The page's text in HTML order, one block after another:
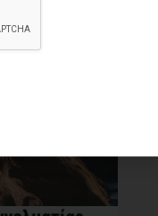
μάζες!
πολλές